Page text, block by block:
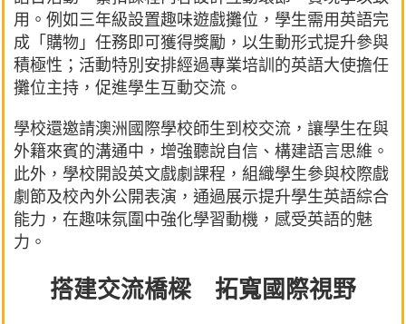
用。例如三年級設置趣味遊戲攤位，學生需用英語完
成「購物」任務即可獲得獎勵，以生動形式提升參與
積極性；活動特別安排經過專業培訓的英語大使擔任
攤位主持，促進學生互動交流。
學校還邀請澳洲國際學校師生到校交流，讓學生在與
外籍來賓的溝通中，增強聽說自信、構建語言思維。
此外，學校開設英文戲劇課程，組織學生參與校際戲
劇節及校內外公開表演，通過展示提升學生英語綜合
能力，在趣味氛圍中強化學習動機，感受英語的魅
力。
搭建交流橋樑 拓寬國際視野